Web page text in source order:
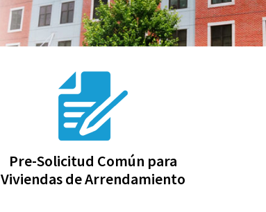
Pre-Solicitud Común para
Viviendas de Arrendamiento